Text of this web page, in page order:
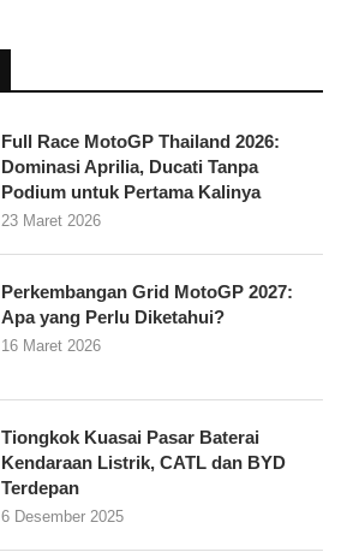
Full Race MotoGP Thailand 2026:
Dominasi Aprilia, Ducati Tanpa
Podium untuk Pertama Kalinya
23 Maret 2026
Perkembangan Grid MotoGP 2027:
Apa yang Perlu Diketahui?
16 Maret 2026
Tiongkok Kuasai Pasar Baterai
Kendaraan Listrik, CATL dan BYD
Terdepan
6 Desember 2025